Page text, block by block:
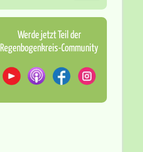
Werde jetzt Teil der
Regenbogenkreis-Community